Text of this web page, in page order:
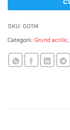
SKU: 00114
Categorii: Grund acrilic,